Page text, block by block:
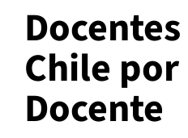
Chile
Docente